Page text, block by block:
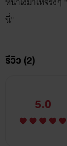
นี่"
รีวิว (2)
5.0